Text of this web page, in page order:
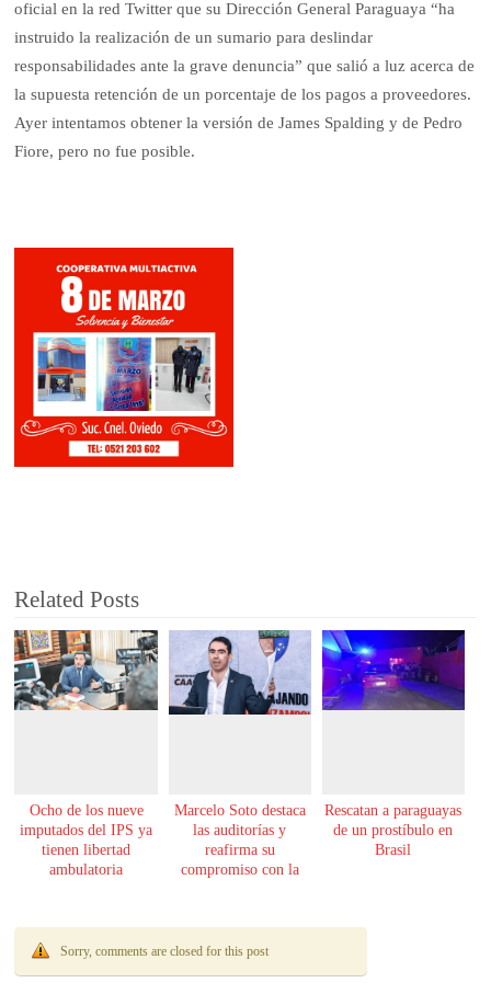
oficial en la red Twitter que su Dirección General Paraguaya “ha
instruido la realización de un sumario para deslindar
responsabilidades ante la grave denuncia” que salió a luz acerca de
la supuesta retención de un porcentaje de los pagos a proveedores.
Ayer intentamos obtener la versión de James Spalding y de Pedro
Fiore, pero no fue posible.
Related Posts
Ocho de los nueve
imputados del IPS ya
tienen libertad
ambulatoria
Marcelo Soto destaca
las auditorías y
reafirma su
compromiso con la
Rescatan a paraguayas
de un prostíbulo en
Brasil
Sorry, comments are closed for this post